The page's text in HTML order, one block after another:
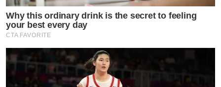
Why this ordinary drink is the secret to feeling
your best every day
CTA FAVORITE